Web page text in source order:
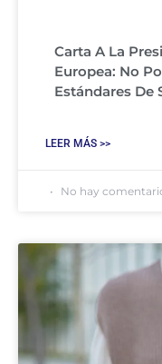
Carta A La
Europea: No
Estándares De
LEER MÁS >>
No hay